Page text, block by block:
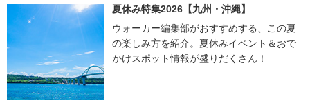
夏休み特集2026【九州・沖縄】
ウォーカー編集部がおすすめする、この夏
の楽しみ方を紹介。夏休みイベント＆おで
かけスポット情報が盛りだくさん！